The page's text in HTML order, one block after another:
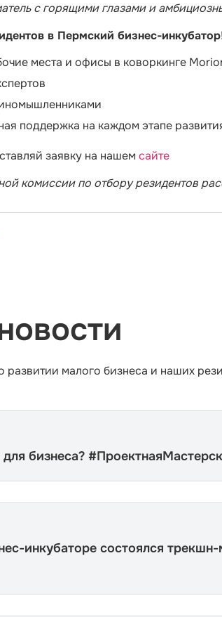
с горящими глазами и
в Пермский бизнес-инкубатор
места и офисы в коворкинге
поддержка на каждом этапе
заявку на нашем сайте
комиссии по отбору резидентов
малого бизнеса и наших
бизнеса?
инкубаторе состоялся трекшн-